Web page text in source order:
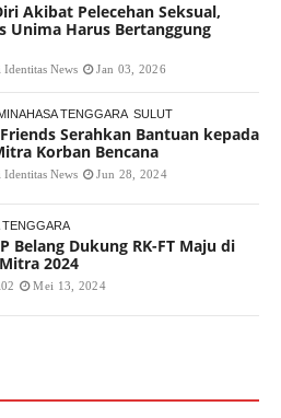
Akibat Pelecehan Seksual,
Unima Harus Bertanggung
Identitas News Jan 03, 2026
TENGGARA SULUT
Serahkan Bantuan kepada
Korban Bencana
Identitas News Jun 28, 2024
TENGGARA
Belang Dukung RK-FT Maju di
2024
Mei 13, 2024